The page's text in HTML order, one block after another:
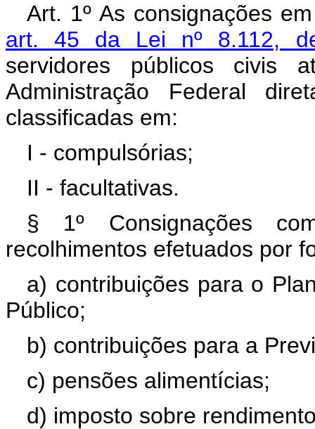
Art. 1º As consignações
art. 45 da Lei nº 8.112,
servidores públicos civis
Administração Federal
classificadas em:
I - compulsórias;
II - facultativas.
§ 1º Consignações
recolhimentos efetuados por
a) contribuições para o
Público;
b) contribuições para a
c) pensões alimentícias;
d) imposto sobre